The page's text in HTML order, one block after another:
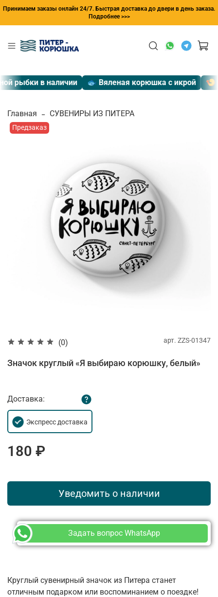
Принимаем заказы онлайн 24/7. Быстрая доставка до двери в день заказа.
Подробнее >>>
рыбки в наличии 🐟 Вяленая корюшка с икрой 🍤
Главная СУВЕНИРЫ ИЗ ПИТЕРА
Предзаказ
(0) арт. ZZS-01347
Значок круглый «Я выбираю корюшку, белый»
Доставка:
Экспресс доставка
180 ₽
Уведомить о наличии
Задать вопрос WhatsApp
Круглый сувенирный значок из Питера станет
отличным подарком или воспоминанием о поездке!